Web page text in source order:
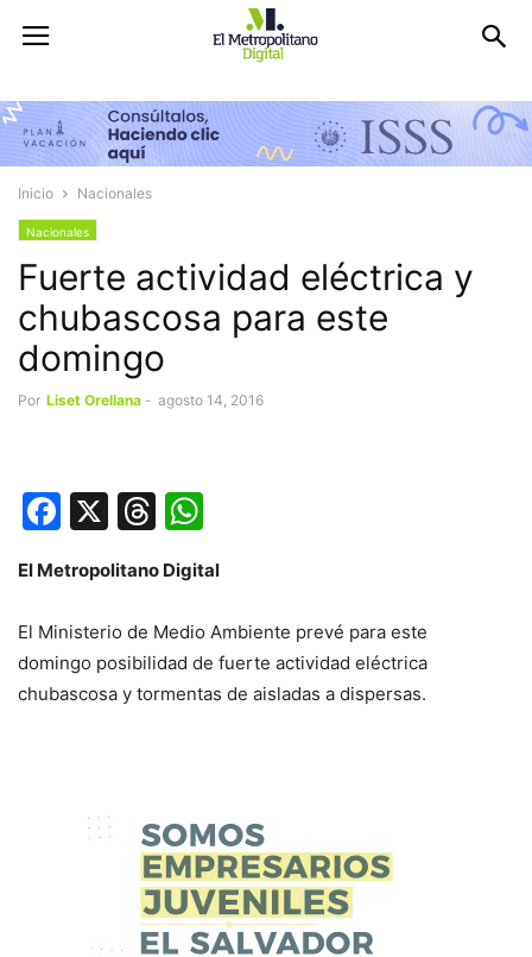
Inicio Nacionales
Nacionales
Fuerte actividad eléctrica y
chubascosa para este
domingo
Por Liset Orellana - agosto 14, 2016
Facebook
X Threads
El Metropolitano Digital
El Ministerio de Medio Ambiente prevé para este
domingo posibilidad de fuerte actividad eléctrica
chubascosa y tormentas de aisladas a dispersas.